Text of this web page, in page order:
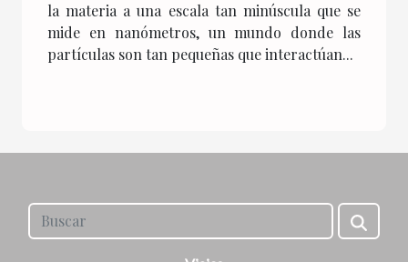
la materia a una escala tan minúscula que se
mide en nanómetros, un mundo donde las
partículas son tan pequeñas que interactúan...